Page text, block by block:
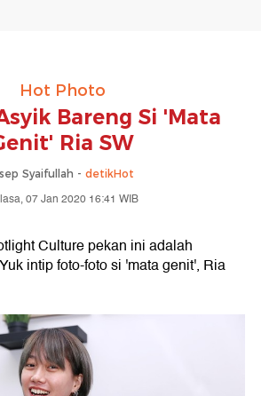
Hot Photo
Bareng Si 'Mata
Ria SW
Syaifullah - detikHot
07 Jan 2020 16:41 WIB
Culture pekan ini adalah
intip foto-foto si 'mata genit', Ria